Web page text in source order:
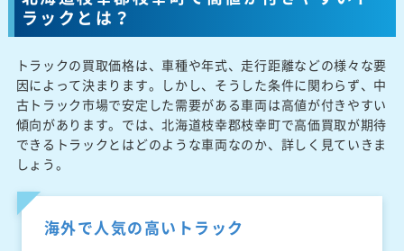
ラックとは？
トラックの買取価格は、車種や年式、走行距離などの様々な要
因によって決まります。しかし、そうした条件に関わらず、中
古トラック市場で安定した需要がある車両は高値が付きやすい
傾向があります。では、北海道枝幸郡枝幸町で高価買取が期待
できるトラックとはどのような車両なのか、詳しく見ていきま
しょう。
海外で人気の高いトラック